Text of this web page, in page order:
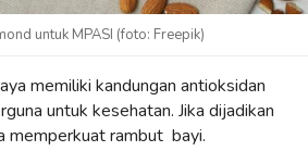
untuk MPASI (foto: Freepik)
memiliki kandungan antioksidan
untuk kesehatan. Jika dijadikan
memperkuat rambut bayi.